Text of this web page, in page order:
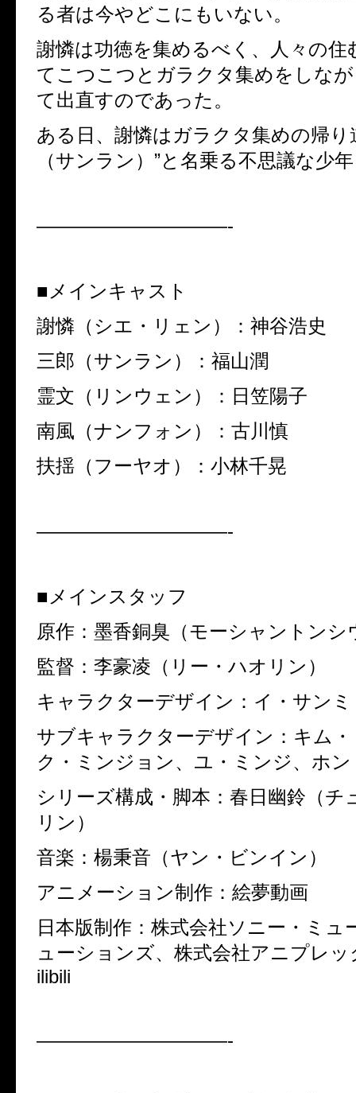
る者は今やどこにもいない。
謝憐は功徳を集めるべく、人々の住
てこつこつとガラクタ集めをしな
て出直すのであった。
ある日、謝憐はガラクタ集めの帰り
（サンラン）”と名乗る不思議な
——————————-
■メインキャスト
謝憐（シエ・リェン）：神谷浩史
三郎（サンラン）：福山潤
霊文（リンウェン）：日笠陽子
南風（ナンフォン）：古川慎
扶揺（フーヤオ）：小林千晃
——————————-
■メインスタッフ
原作：墨香銅臭（モーシャントンシ
監督：李豪凌（リー・ハオリン）
キャラクターデザイン：イ・サンミ
サブキャラクターデザイン：キム
ク・ミンジョン、ユ・ミンジ、ホ
シリーズ構成・脚本：春日幽鈴（チ
リン）
音楽：楊秉音（ヤン・ビンイン）
アニメーション制作：絵夢動画
日本版制作：株式会社ソニー・ミュ
ューションズ、株式会社アニプレ
ilibili
——————————-